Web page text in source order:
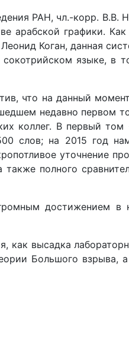
РАН, чл.-корр. В.В.
арабской графики.
Коган, данная
языке, в
что на данный
недавно первом
коллег. В первый
слов; на 2015 год
уточнение
полного
достижением в
высадка
Большого взрыва,